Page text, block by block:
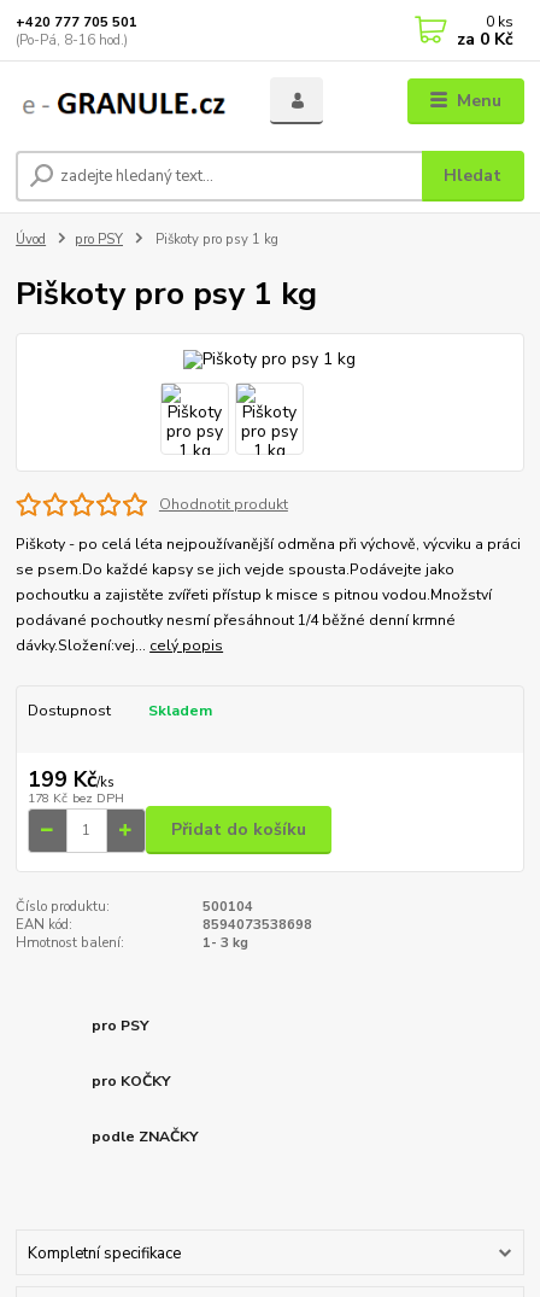
Menu
Hledat
+420 777 705 501
(Po-Pá, 8-16 hod.)
0 ks
za 0 Kč
Úvod pro PSY Piškoty pro psy 1 kg
Piškoty pro psy 1 kg
Ohodnotit produkt
Piškoty - po celá léta nejpoužívanější odměna při výchově, výcviku a práci
se psem.Do každé kapsy se jich vejde spousta.Podávejte jako
pochoutku a zajistěte zvířeti přístup k misce s pitnou vodou.Množství
podávané pochoutky nesmí přesáhnout 1/4 běžné denní krmné
dávky.Složení:vej... celý popis
Dostupnost Skladem
199 Kč/ks
178 Kč bez DPH
Přidat do košíku
Číslo produktu:
500104
EAN kód:
8594073538698
Hmotnost balení:
1- 3 kg
pro PSY
pro KOČKY
podle ZNAČKY
Kompletní specifikace